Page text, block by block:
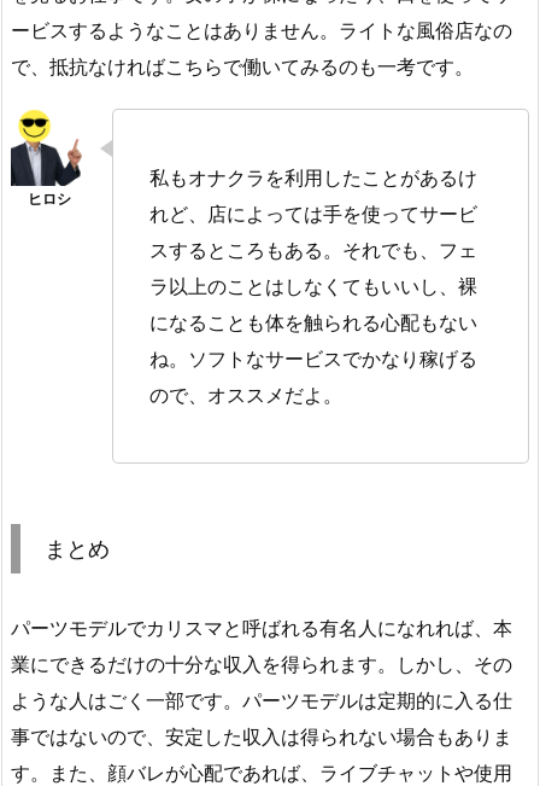
ービスするようなことはありません。ライトな風俗店なの
で、抵抗なければこちらで働いてみるのも一考です。
私もオナクラを利用したことがあるけ
れど、店によっては手を使ってサービ
スするところもある。それでも、フェ
ラ以上のことはしなくてもいいし、裸
になることも体を触られる心配もない
ね。ソフトなサービスでかなり稼げる
ので、オススメだよ。
まとめ
パーツモデルでカリスマと呼ばれる有名人になれれば、本
業にできるだけの十分な収入を得られます。しかし、その
ような人はごく一部です。パーツモデルは定期的に入る仕
事ではないので、安定した収入は得られない場合もありま
す。また、顔バレが心配であれば、ライブチャットや使用